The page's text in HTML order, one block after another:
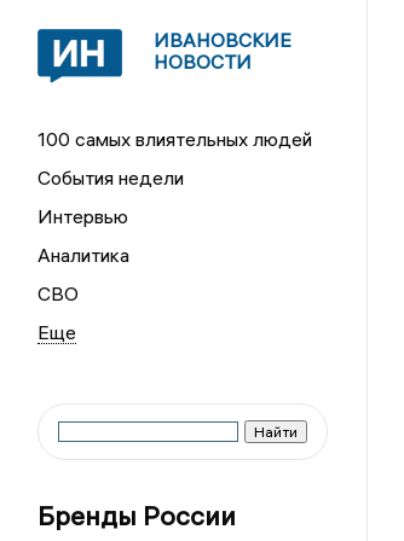
ИВАНОВСКИЕ
НОВОСТИ
100 самых влиятельных людей
События недели
Интервью
Аналитика
СВО
Бренды России